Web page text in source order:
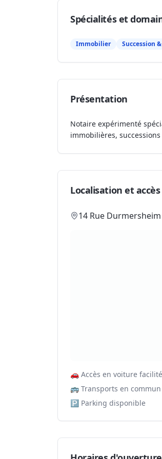
Spécialités et
Immobilier Succession
Présentation
Notaire expérimenté
immobilières,
Localisation et accès
14 Rue
🚗 Accès en voiture facilité
🚌 Transports en
🅿️ Parking disponible